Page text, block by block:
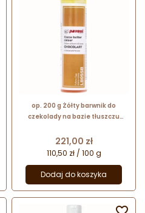
op. 200 g Żółty barwnik do
czekolady na bazie tłuszczu
Pavoni Italia
Cena
221,00 zł
110,50 zł / 100 g
Dodaj do koszyka